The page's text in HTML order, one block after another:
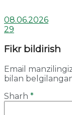
08.06.2026
29
Fikr bildirish
Email
bilan
Sharh *